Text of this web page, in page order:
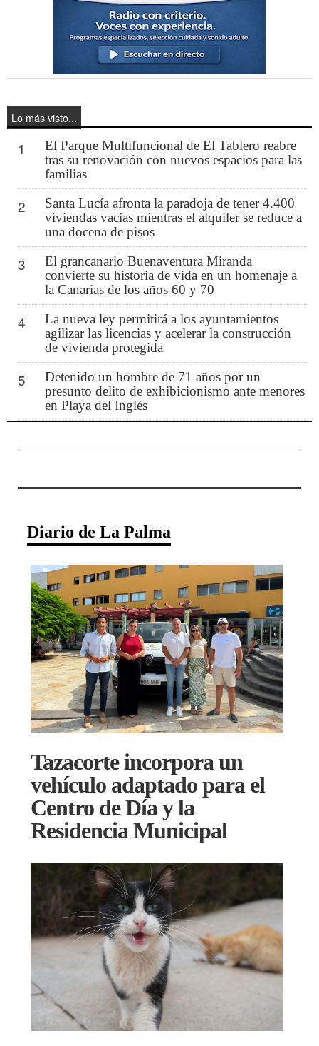
Lo más visto...
1
El Parque Multifuncional de El Tablero reabre
tras su renovación con nuevos espacios para las
familias
2
Santa Lucía afronta la paradoja de tener 4.400
viviendas vacías mientras el alquiler se reduce a
una docena de pisos
3
El grancanario Buenaventura Miranda
convierte su historia de vida en un homenaje a
la Canarias de los años 60 y 70
4
La nueva ley permitirá a los ayuntamientos
agilizar las licencias y acelerar la construcción
de vivienda protegida
5
Detenido un hombre de 71 años por un
presunto delito de exhibicionismo ante menores
en Playa del Inglés
Diario de La Palma
Tazacorte incorpora un
vehículo adaptado para el
Centro de Día y la
Residencia Municipal